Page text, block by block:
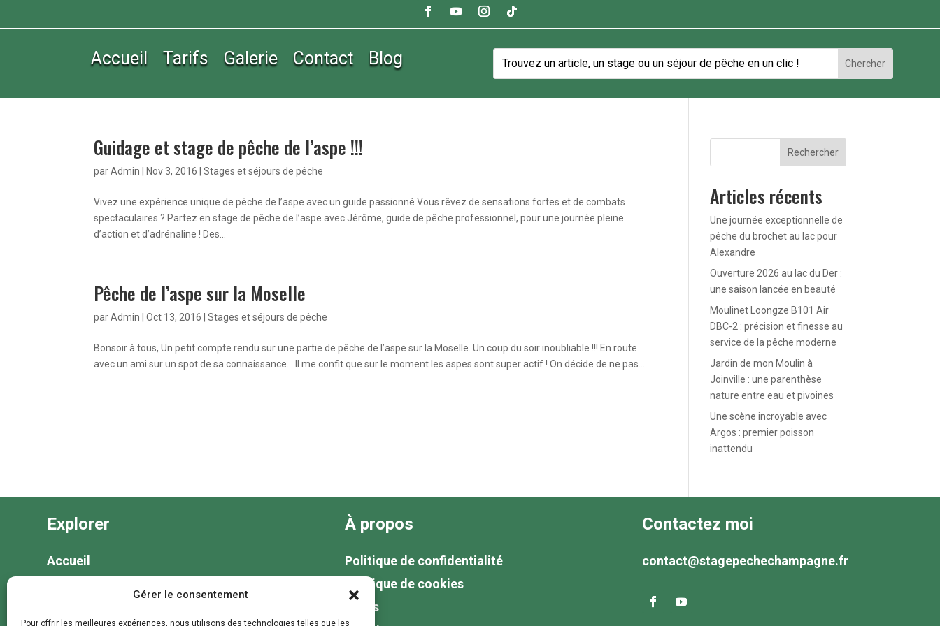
Gérer le consentement
Pour offrir les meilleures expériences, nous utilisons des technologies telles que les
Accueil Tarifs Galerie Contact Blog
Guidage et stage de pêche de l’aspe !!!
parAdmin Nov 3, 2016 |Stages et séjours de pêche
Vivez une expérience unique de pêche de l’aspe avec un guide passionné Vous rêvez de sensations fortes et de combats
spectaculaires ? Partez en stage de pêche de l’aspe avec Jérôme, guide de pêche professionnel, pour une journée pleine
d’action et d’adrénaline ! Des...
Pêche de l’aspe sur la Moselle
parAdmin |Oct 13, 2016 |Stages et séjours de pêche
Bonsoir à tous, Un petit compte rendu sur une partie de pêche de l’aspe sur la Moselle. Un coup du soir inoubliable !!! En route
avec un ami sur un spot de sa connaissance… Il me confit que sur le moment les aspes sont super actif ! On décide de ne pas...
Rechercher
Articles récents
Une journée exceptionnelle de
pêche du brochet au lac pour
Alexandre
Ouverture 2026 au lac du Der :
une saison lancée en beauté
Moulinet Loongze B101 Air
DBC-2 : précision et finesse au
service de la pêche moderne
Jardin de mon Moulin à
Joinville : une parenthèse
nature entre eau et pivoines
Une scène incroyable avec
Argos : premier poisson
inattendu
Explorer
Accueil
À propos
Politique de confidentialité
Politique de cookies
Tarifs
Contactez moi
contact@stagepechechampagne.fr